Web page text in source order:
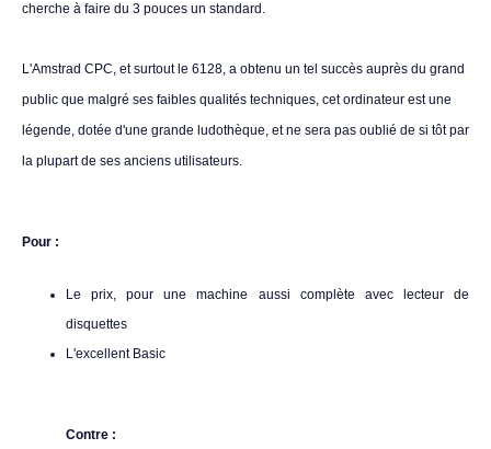
cherche à faire du 3 pouces un standard.
L'Amstrad CPC, et surtout le 6128, a obtenu un tel succès auprès du grand
public que malgré ses faibles qualités techniques, cet ordinateur est une
légende, dotée d'une grande ludothèque, et ne sera pas oublié de si tôt par
la plupart de ses anciens utilisateurs.
Pour :
Le prix, pour une machine aussi complète avec lecteur de
disquettes
L'excellent Basic
Contre :